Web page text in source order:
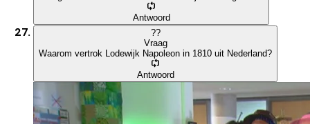
Antwoord
??
Vraag
Waarom vertrok Lodewijk Napoleon in 1810 uit Nederland?
Antwoord